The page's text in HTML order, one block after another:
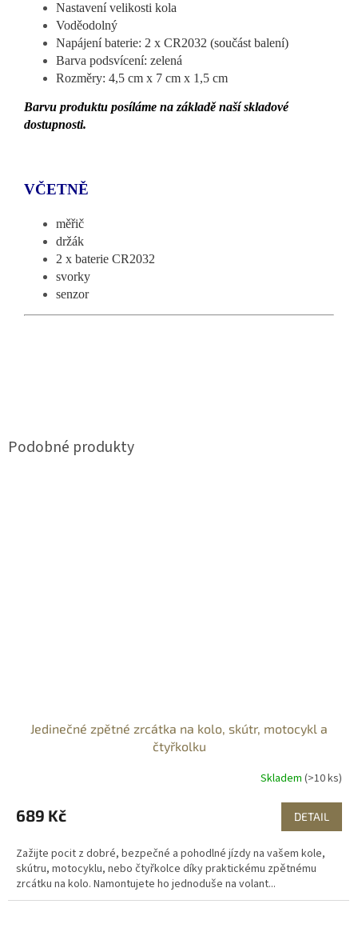
Nastavení velikosti kola
Voděodolný
Napájení baterie: 2 x CR2032 (součást balení)
Barva podsvícení: zelená
Rozměry: 4,5 cm x 7 cm x 1,5 cm
Barvu produktu posíláme na základě naší skladové
dostupnosti.
VČETNĚ
měřič
držák
2 x baterie CR2032
svorky
senzor
Jedinečné zpětné zrcátka na kolo, skútr, motocykl a
čtyřkolku
Skladem (>10 ks)
689 Kč DETAIL
Zažijte pocit z dobré, bezpečné a pohodlné jízdy na vašem kole,
skútru, motocyklu, nebo čtyřkolce díky praktickému zpětnému
zrcátku na kolo. Namontujete ho jednoduše na volant...